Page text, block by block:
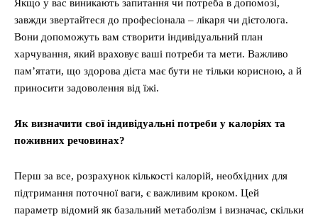
Якщо у вас виникають запитання чи потреба в допомозі,
завжди звертайтеся до професіонала – лікаря чи дієтолога.
Вони допоможуть вам створити індивідуальний план
харчування, який враховує ваші потреби та мети. Важливо
пам’ятати, що здорова дієта має бути не тільки корисною, а й
приносити задоволення від їжі.
Як визначити свої індивідуальні потреби у калоріях та
поживних речовинах?
Перш за все, розрахунок кількості калорій, необхідних для
підтримання поточної ваги, є важливим кроком. Цей
параметр відомий як базальний метаболізм і визначає, скільки